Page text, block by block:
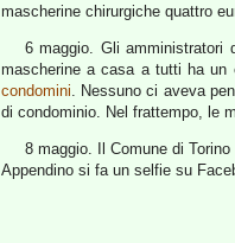
mascherine chirurgiche quattro
6 maggio. Gli amministratori
mascherine a casa a tutti ha
condomini. Nessuno ci aveva
di condominio. Nel frattempo, le
8 maggio. Il Comune di Torino
Appendino si fa un selfie su